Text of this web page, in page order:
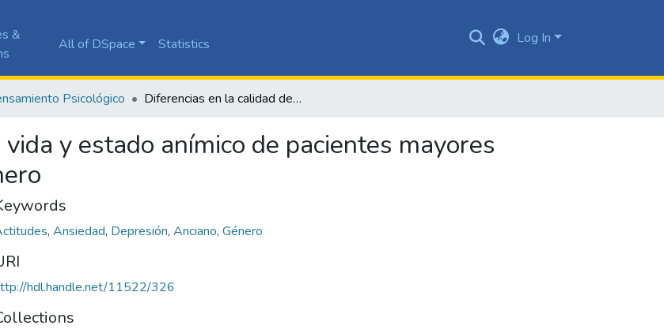
&
All of DSpace Statistics Log In
Psicológico Diferencias en la calidad de vida y estado anímico de pacientes mayores hospitalizados según el género
y estado anímico de pacientes mayores
, Ansiedad, Depresión, Anciano, Género
hdl.handle.net/11522/326